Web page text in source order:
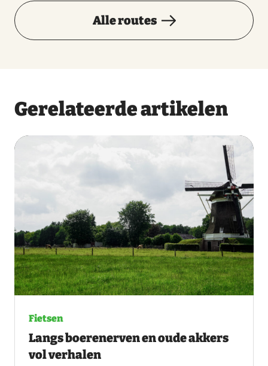
Alle routes
Gerelateerde artikelen
Fietsen
Langs boerenerven en oude akkers
vol verhalen